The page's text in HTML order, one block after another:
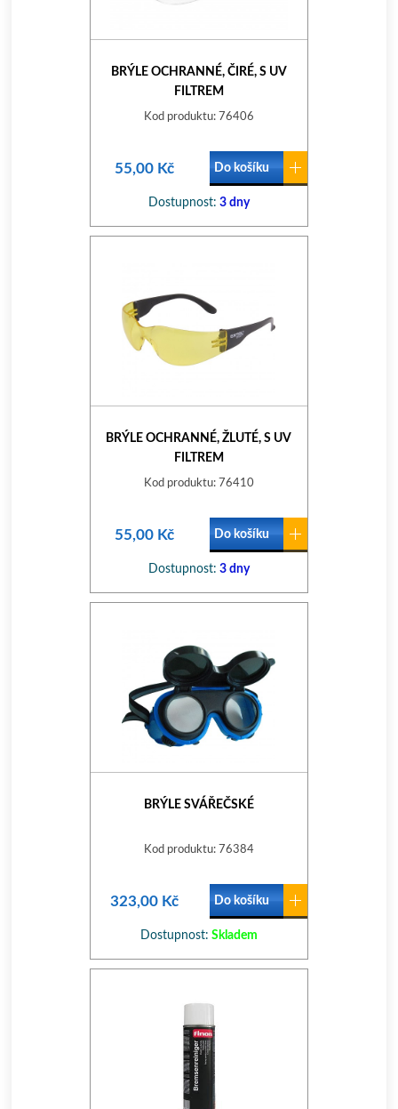
BRÝLE OCHRANNÉ, ČIRÉ, S UV
FILTREM
Kod produktu: 76406
55,00 Kč Do košíku
Dostupnost: 3 dny
BRÝLE OCHRANNÉ, ŽLUTÉ, S UV
FILTREM
Kod produktu: 76410
55,00 Kč Do košíku
Dostupnost: 3 dny
BRÝLE SVÁŘEČSKÉ
Kod produktu: 76384
323,00 Kč Do košíku
Dostupnost: Skladem